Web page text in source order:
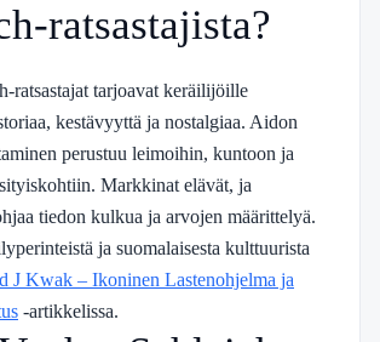
ratsastajista?
ratsastajat tarjoavat keräilijöille
kestävyyttä ja nostalgiaa. Aidon
perustuu leimoihin, kuntoon ja
Markkinat elävät, ja
tiedon kulkua ja arvojen määrittelyä.
ja suomalaisesta kulttuurista
J Kwak – Ikoninen Lastenohjelma ja
-artikkelissa.